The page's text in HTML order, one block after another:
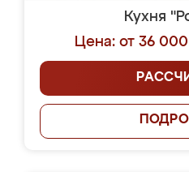
Кухня
Цена: от 36